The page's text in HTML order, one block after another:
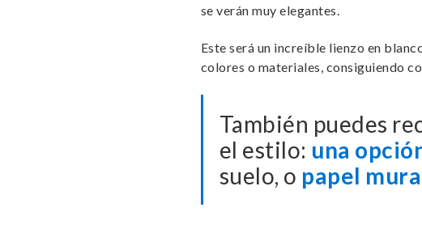
se verán muy elegantes.
Este será un increíble lienzo en
colores o materiales, consiguiendo
También puedes
el estilo: una
suelo, o papel